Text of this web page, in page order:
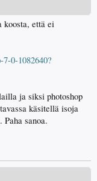
koosta, että ei
0-1082640?
ja siksi photoshop
käsitellä isoja
sanoa.